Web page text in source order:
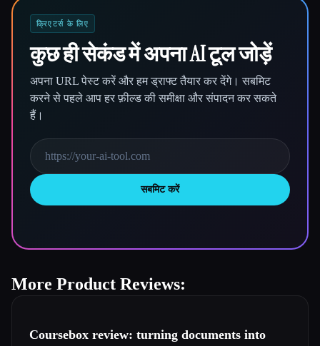
क्रिएटर्स के लिए
कुछ ही सेकंड में अपना AI टूल जोड़ें
अपना URL पेस्ट करें और हम ड्राफ्ट तैयार कर देंगे। सबमिट
करने से पहले आप हर फ़ील्ड की समीक्षा और संपादन कर सकते
हैं।
सबमिट करें
More Product Reviews:
Coursebox review: turning documents into